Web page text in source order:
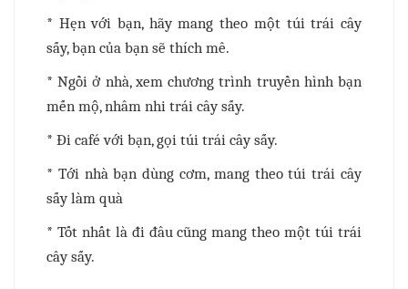
* Hẹn với bạn, hãy mang theo một túi trái cây
sấy, bạn của bạn sẽ thích mê.
* Ngồi ở nhà, xem chương trình truyền hình bạn
mến mộ, nhâm nhi trái cây sấy.
* Đi café với bạn, gọi túi trái cây sấy.
* Tới nhà bạn dùng cơm, mang theo túi trái cây
sấy làm quà
* Tốt nhất là đi đâu cũng mang theo một túi trái
cây sấy.